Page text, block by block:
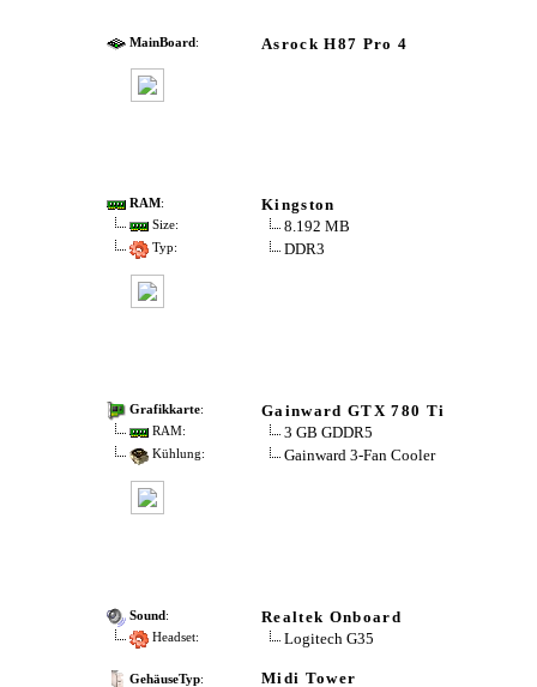
MainBoard: Asrock H87 Pro 4
RAM: Kingston
Size: 8.192 MB
Typ: DDR3
Grafikkarte: Gainward GTX 780 Ti
RAM: 3 GB GDDR5
Kühlung: Gainward 3-Fan Cooler
Sound: Realtek Onboard
Headset: Logitech G35
GehäuseTyp: Midi Tower